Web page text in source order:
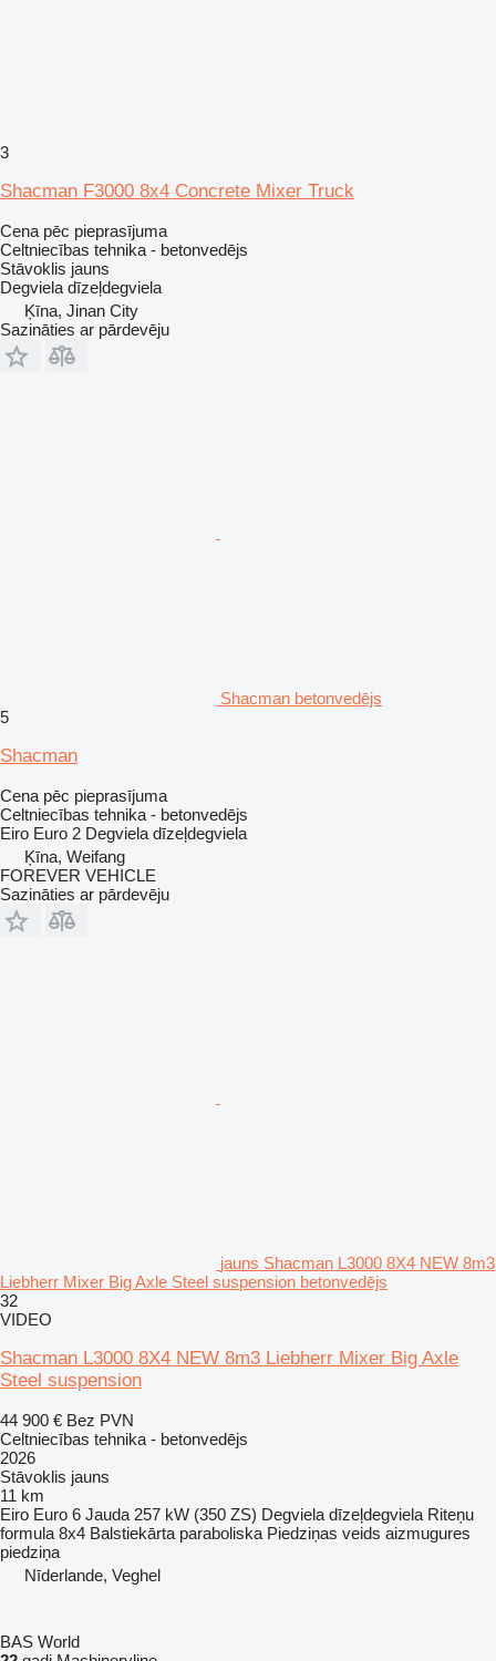
3
Shacman F3000 8x4 Concrete Mixer Truck
Cena pēc pieprasījuma
Celtniecības tehnika - betonvedējs
Stāvoklis jauns
Degviela dīzeļdegviela
Ķīna, Jinan City
Sazināties ar pārdevēju
Shacman betonvedējs
5
Shacman
Cena pēc pieprasījuma
Celtniecības tehnika - betonvedējs
Eiro Euro 2 Degviela dīzeļdegviela
Ķīna, Weifang
FOREVER VEHICLE
Sazināties ar pārdevēju
jauns Shacman L3000 8X4 NEW 8m3
Liebherr Mixer Big Axle Steel suspension betonvedējs
32
VIDEO
Shacman L3000 8X4 NEW 8m3 Liebherr Mixer Big Axle
Steel suspension
44 900 € Bez PVN
Celtniecības tehnika - betonvedējs
2026
Stāvoklis jauns
11 km
Eiro Euro 6 Jauda 257 kW (350 ZS) Degviela dīzeļdegviela Riteņu
formula 8x4 Balstiekārta paraboliska Piedziņas veids aizmugures
piedziņa
Nīderlande, Veghel
BAS World